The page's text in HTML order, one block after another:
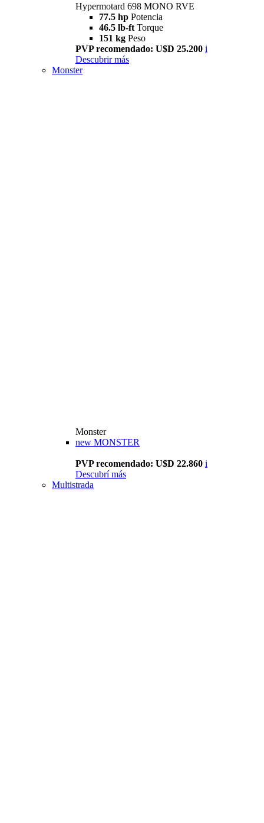
Hypermotard 698 MONO RVE
77.5 hp Potencia
46.5 lb-ft Torque
151 kg Peso
PVP recomendado: U$D 25.200 i
Descubrir más
Monster
Monster
new MONSTER
PVP recomendado: U$D 22.860 i
Descubrí más
Multistrada